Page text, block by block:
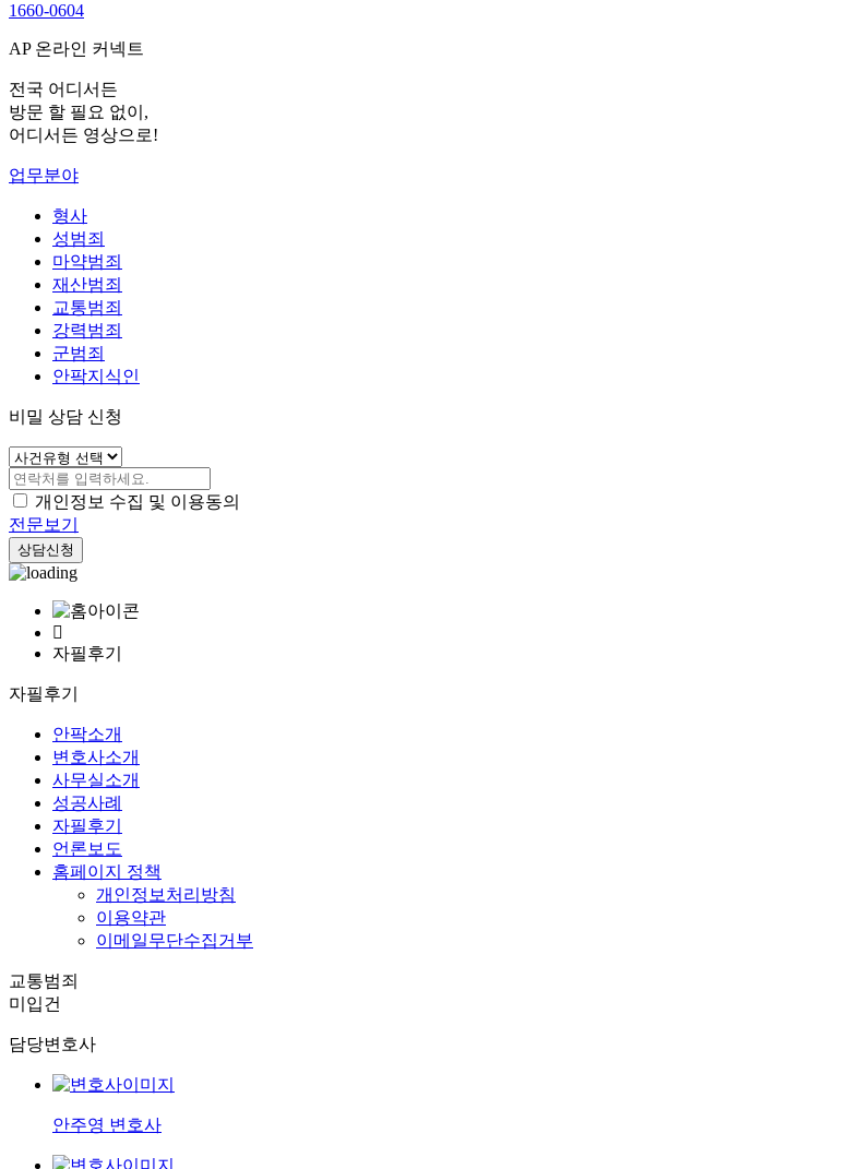
1660-0604
AP 온라인 커넥트
전국 어디서든
방문 할 필요 없이,
어디서든 영상으로!
업무분야
형사
성범죄
마약범죄
재산범죄
교통범죄
강력범죄
군범죄
안팍지식인
비밀 상담 신청
개인정보 수집 및 이용동의
전문보기
상담신청
자필후기
자필후기
안팍소개
변호사소개
사무실소개
성공사례
자필후기
언론보도
홈페이지 정책
개인정보처리방침
이용약관
이메일무단수집거부
교통범죄
미입건
담당변호사
안주영 변호사